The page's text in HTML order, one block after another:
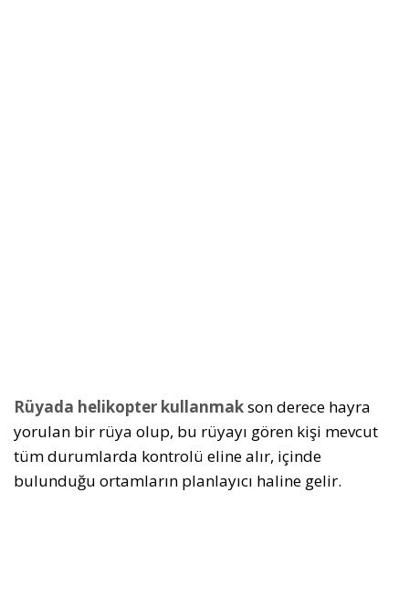
Rüyada helikopter kullanmakson derece hayra
yorulan bir rüya olup, bu rüyayı gören kişi mevcut
tüm durumlarda kontrolü eline alır, içinde
bulunduğu ortamların planlayıcı haline gelir.